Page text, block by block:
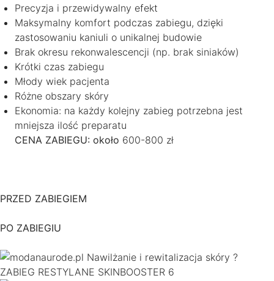
Precyzja i przewidywalny efekt
Maksymalny komfort podczas zabiegu, dzięki
zastosowaniu kaniuli o unikalnej budowie
Brak okresu rekonwalescencji (np. brak siniaków)
Krótki czas zabiegu
Młody wiek pacjenta
Różne obszary skóry
Ekonomia: na każdy kolejny zabieg potrzebna jest
mniejsza ilość preparatu
CENA ZABIEGU: około 600-800 zł
PRZED ZABIEGIEM
PO ZABIEGIU